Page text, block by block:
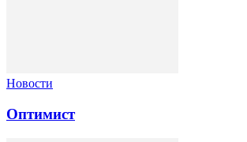
Новости
Оптимист